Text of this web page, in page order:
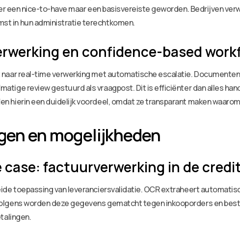
een nice-to-have maar een basisvereiste geworden. Bedrijven
in hun administratie terechtkomen.
en confidence-based
real-time verwerking met automatische escalatie.
review gestuurd als vraagpost. Dit is efficiënter dan alles
hierin een duidelijk voordeel, omdat ze transparant maken
en mogelijkheden
case: factuurverwerking in de
toepassing van leveranciersvalidatie. OCR extraheert
worden deze gegevens gematcht tegen inkooporders en